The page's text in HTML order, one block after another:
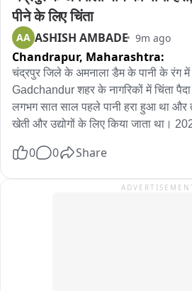
सांडव्यावरील पायऱ्यावरून पडणारे पाणी
त्यामुळे या परिसरात पर्यटक गर्दी करू लागले
पीने के लिए चिंता
AA ASHISH AMBADE 9m ago
Chandrapur, Maharashtra:
चंद्रपुर जिले के अमनाला डैम के पानी के रंग
Gadchandur शहर के नागरिकों में चिंता
लगभग सात साल पहले पानी हरा हुआ था और
खेती और उद्योगों के लिए किया जाता था।
दिया जा रहा है। पानी के रंग बदलने से
Gadchandur Nagar Parishad ने
0 0 Share